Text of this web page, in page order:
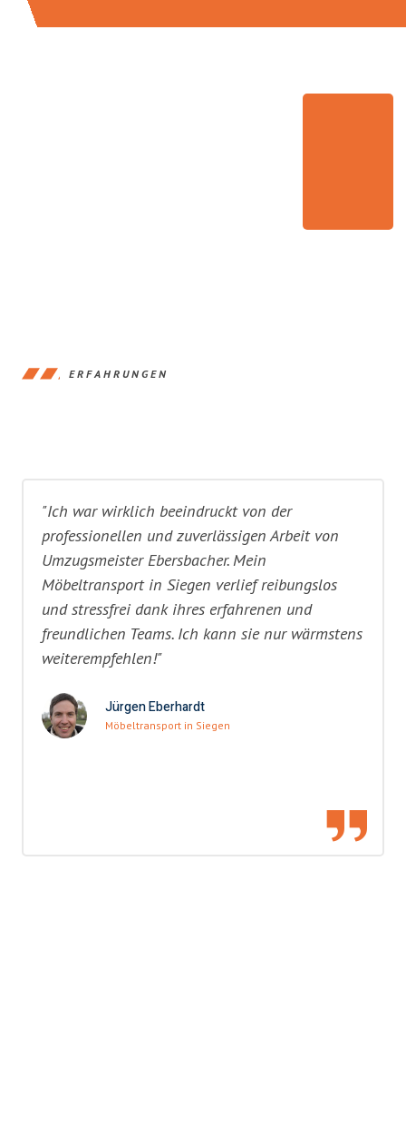
ERFAHRUNGEN
"Ich war wirklich beeindruckt von der
professionellen und zuverlässigen Arbeit von
Umzugsmeister Ebersbacher. Mein
Möbeltransport in Siegen verlief reibungslos
und stressfrei dank ihres erfahrenen und
freundlichen Teams. Ich kann sie nur wärmstens
weiterempfehlen!"
Jürgen Eberhardt
Möbeltransport in Siegen